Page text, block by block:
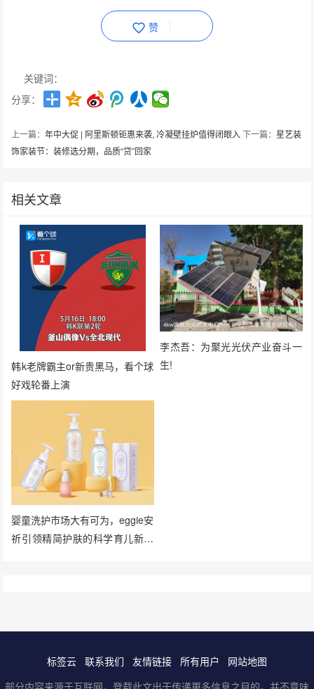
赞
关键词：
分享：
上一篇：年中大促 | 阿里斯顿钜惠来袭, 冷凝壁挂炉值得闭眼入 下一篇：星艺装
饰家装节：装修选分期，品质“贷”回家
相关文章
韩k老牌霸主or新贵黑马，看个球
好戏轮番上演
李杰吾：为聚光光伏产业奋斗一
生!
婴童洗护市场大有可为，eggie安
祈引领精简护肤的科学育儿新风
标签云 联系我们 友情链接 所有用户
网站地图
部分内容来源于互联网，登载此文出于传递更多信息之目的，并不意味